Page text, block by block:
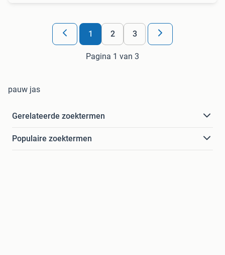
1 2 3
Pagina 1 van 3
pauw jas
Gerelateerde zoektermen
Populaire zoektermen